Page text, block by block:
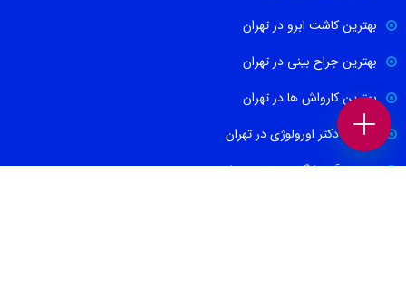
بهترین کاشت ابرو در تهران
بهترین جراح بینی در تهران
بهترین کارواش ها در تهران
بهترین دکتر اورولوژی در تهران
بهترین آموزشگاه موسیقی تهران